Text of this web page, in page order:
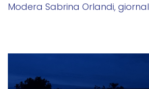
Modera Sabrina Orlandi,